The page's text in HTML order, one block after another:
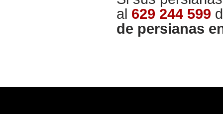
al 629 244 599
de persianas